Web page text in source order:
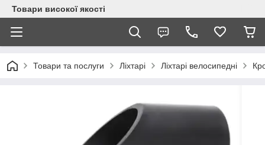
Товари високої якості
Товари та послуги Ліхтарі Ліхтарі велосипедні